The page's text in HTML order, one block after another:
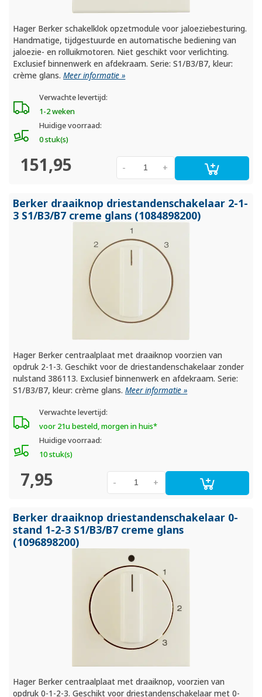
Hager Berker schakelklok opzetmodule voor jaloeziebesturing.
Handmatige, tijdgestuurde en automatische bediening van
jaloezie- en rolluikmotoren. Niet geschikt voor verlichting.
Exclusief binnenwerk en afdekraam. Serie: S1/B3/B7, kleur:
crème glans.Meer informatie »
Verwachte levertijd:
1-2 weken
Huidige voorraad:
0 stuk(s)
151,95 +
-
Berker draaiknop driestandenschakelaar 2-1-
3 S1/B3/B7 creme glans (1084898200)
Hager Berker centraalplaat met draaiknop voorzien van
opdruk 2-1-3. Geschikt voor de driestandenschakelaar zonder
nulstand 386113. Exclusief binnenwerk en afdekraam. Serie:
S1/B3/B7, kleur: crème glans.Meer informatie »
Verwachte levertijd:
voor 21u besteld, morgen in huis*
Huidige voorraad:
10 stuk(s)
7,95 +
-
Berker draaiknop driestandenschakelaar 0-
stand 1-2-3 S1/B3/B7 creme glans
(1096898200)
Hager Berker centraalplaat met draaiknop, voorzien van
opdruk 0-1-2-3. Geschikt voor driestandenschakelaar met 0-